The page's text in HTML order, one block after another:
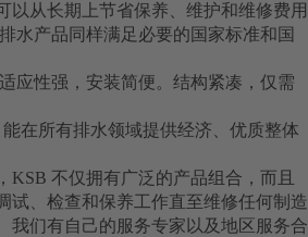
以从长期上节省保养、维护和维修费用
水产品同样满足必要的国家标准和国
应性强，安装简便。结构紧凑，仅需
在所有排水领域提供经济、优质整体
KSB 不仅拥有广泛的产品组合，而且
试、检查和保养工作直至维修任何制造
我们有自己的服务专家以及地区服务合